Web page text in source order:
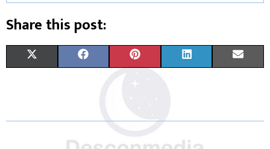
Share this post:
W E
B
T
E
K
E
I